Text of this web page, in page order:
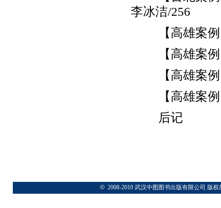
李冰洁/256
【高雄案
【高雄案
【高雄案
【高雄案
后记
© 2008-2010 武汉中图图书出版有限公司